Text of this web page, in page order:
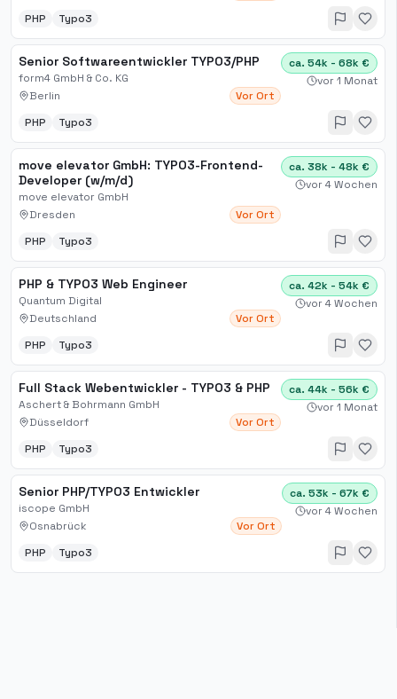
PHP Typo3
Senior Softwareentwickler TYPO3/PHP
form4 GmbH & Co. KG
Berlin
Vor Ort
ca. 54k - 68k €
vor 1 Monat
PHP Typo3
move elevator GmbH: TYPO3-Frontend-
Developer (w/m/d)
move elevator GmbH
Dresden
Vor Ort
ca. 38k - 48k €
vor 4 Wochen
PHP Typo3
PHP & TYPO3 Web Engineer
Quantum Digital
Deutschland
Vor Ort
ca. 42k - 54k €
vor 4 Wochen
PHP Typo3
Full Stack Webentwickler - TYPO3 & PHP
Aschert & Bohrmann GmbH
Düsseldorf
Vor Ort
ca. 44k - 56k €
vor 1 Monat
PHP Typo3
Senior PHP/TYPO3 Entwickler
iscope GmbH
Osnabrück
Vor Ort
ca. 53k - 67k €
vor 4 Wochen
PHP Typo3